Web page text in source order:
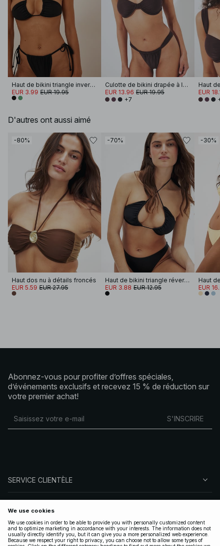
Haut de bikini triangle inversé
EUR 3.99 EUR 19.95
Culotte de bikini drapée à larges bretelles
EUR 13.96 EUR 19.95
+7
EUR
D'autres ont aussi aimé
-80%
Haut dos nu à détails froncés
EUR 5.59 EUR 27.95
-70%
Haut de bikini triangle réversible
EUR 3.88 EUR 12.95
-30%
EUR
Abonnez-vous pour profiter d’offres spéciales,
d’événements exclusifs et recevez 15 % de réduction sur
votre premier achat!
S'INSCRIRE
SERVICE CLIENTÈLE
SUIVEZ-NOUS